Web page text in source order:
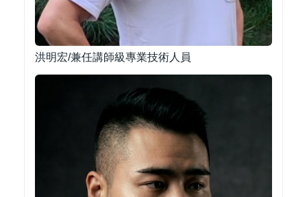
洪明宏/兼任講師級專業技術人員